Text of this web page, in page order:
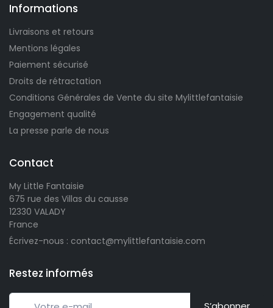
Informations
Livraisons et retours
Mentions légales
Paiement sécurisé
Droits de rétractation
Conditions Générales de Vente du site Mylittlefantaisie
Engagement qualité
La presse parle de nous
Contact
My Little Fantaisie
675 rue des Villas du causse
12330 VALADY
France
Écrivez-nous : contact@mylittlefantaisie.com
Restez informés